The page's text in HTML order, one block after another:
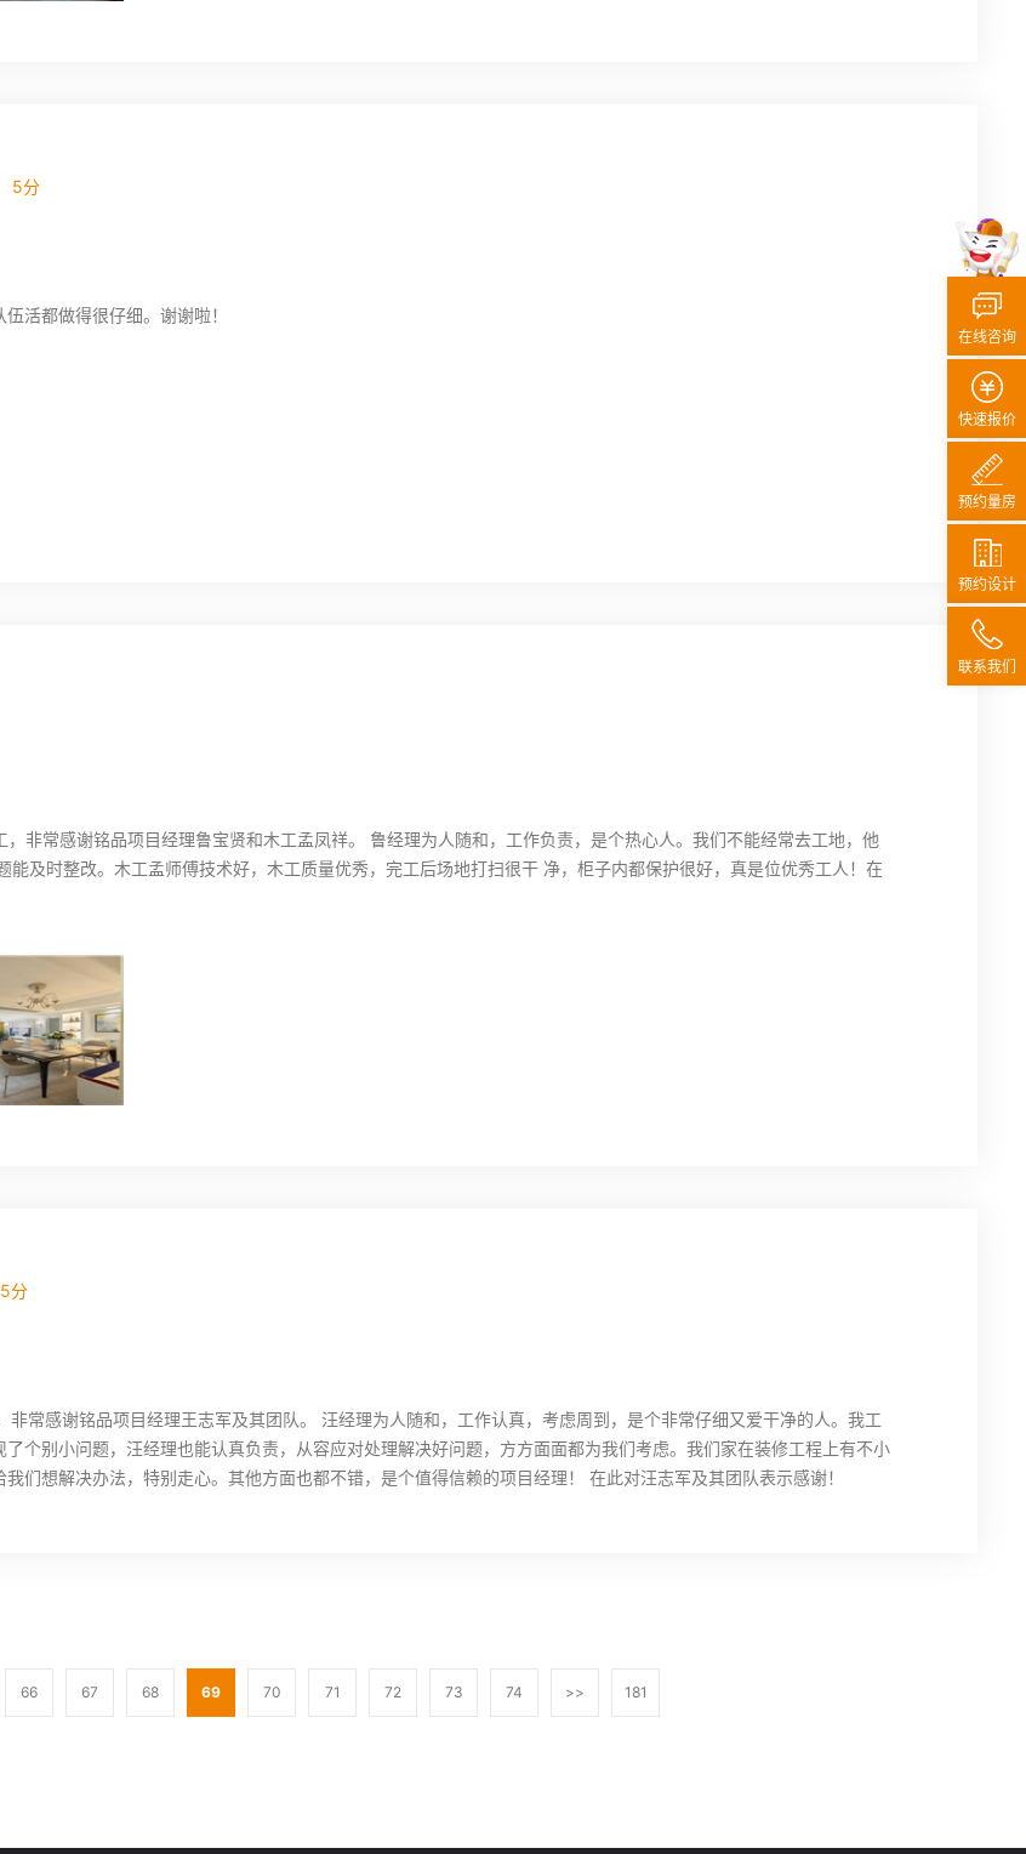
5分
活都做得很仔细。谢谢啦！
常感谢铭品项目经理鲁宝贤和木工孟凤祥。 鲁经理为人随和，工作负责，是个热心人。我们不能经常去工地，他
能及时整改。木工孟师傅技术好，木工质量优秀，完工后场地打扫很干 净，柜子内都保护很好，真是位优秀工人！在
5分
常感谢铭品项目经理王志军及其团队。 汪经理为人随和，工作认真，考虑周到，是个非常仔细又爱干净的人。我工
个别小问题，汪经理也能认真负责，从容应对处理解决好问题，方方面面都为我们考虑。我们家在装修工程上有不小
们想解决办法，特别走心。其他方面也都不错，是个值得信赖的项目经理！ 在此对汪志军及其团队表示感谢！
66 67 68 69 70 71 72 73 74 >> 181
在线咨询
快速报价
预约量房
预约设计
联系我们